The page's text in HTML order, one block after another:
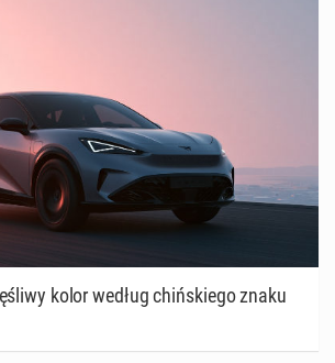
kolor według chińskiego znaku